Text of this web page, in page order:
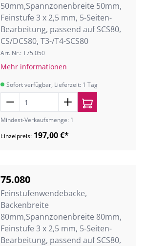
50mm,Spannzonenbreite 50mm,
Feinstufe 3 x 2,5 mm, 5-Seiten-
Bearbeitung, passend auf SCS80,
CS/DCS80, T3-/T4-SCS80
Art. Nr.: T75.050
Mehr informationen
Sofort verfügbar, Lieferzeit: 1 Tag
Mindest-Verkaufsmenge: 1
Einzelpreis: 197,00 €*
75.080
Feinstufenwendebacke,
Backenbreite
80mm,Spannzonenbreite 80mm,
Feinstufe 3 x 2,5 mm, 5-Seiten-
Bearbeitung, passend auf SCS80,